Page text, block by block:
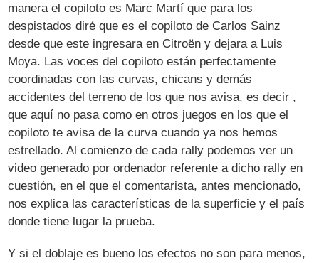
manera el copiloto es Marc Martí que para los
despistados diré que es el copiloto de Carlos Sainz
desde que este ingresara en Citroën y dejara a Luis
Moya. Las voces del copiloto están perfectamente
coordinadas con las curvas, chicans y demás
accidentes del terreno de los que nos avisa, es decir ,
que aquí no pasa como en otros juegos en los que el
copiloto te avisa de la curva cuando ya nos hemos
estrellado. Al comienzo de cada rally podemos ver un
video generado por ordenador referente a dicho rally en
cuestión, en el que el comentarista, antes mencionado,
nos explica las características de la superficie y el país
donde tiene lugar la prueba.
Y si el doblaje es bueno los efectos no son para menos,